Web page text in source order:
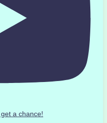
a chance!